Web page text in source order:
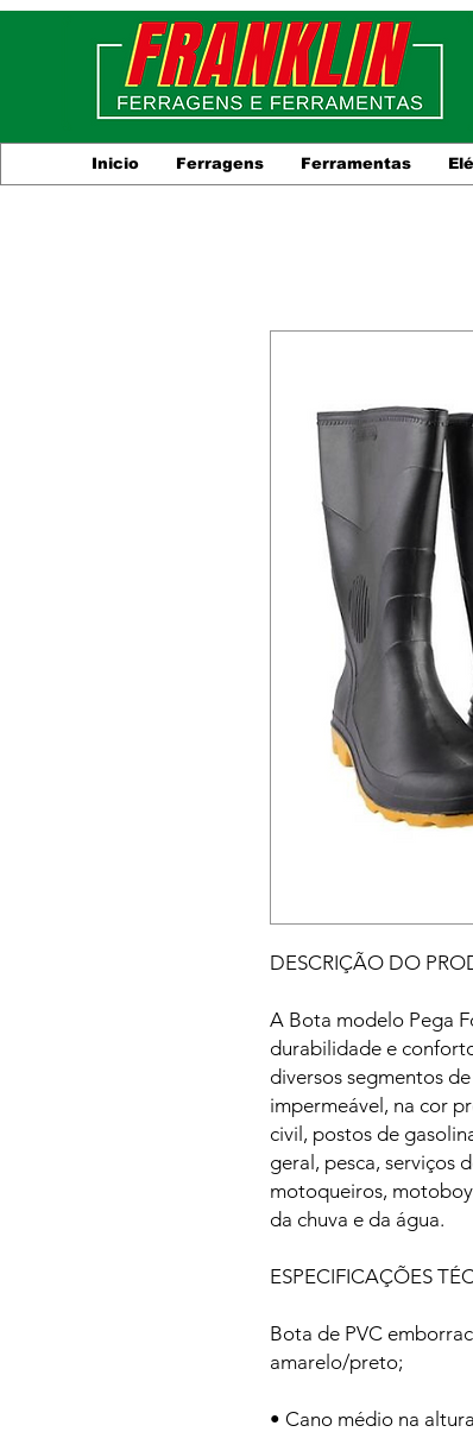
Inicio Ferragens Ferramentas
DESCRIÇÃO DO
A Bota modelo Pega
durabilidade e
diversos segmentos
impermeável, na cor
civil, postos de
geral, pesca, serviços
motoqueiros,
da chuva e da água.
ESPECIFICAÇÕES
Bota de PVC
amarelo/preto;
• Cano médio na